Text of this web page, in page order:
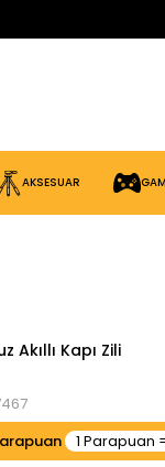
AKSESUAR
Akıllı Kapı Zili